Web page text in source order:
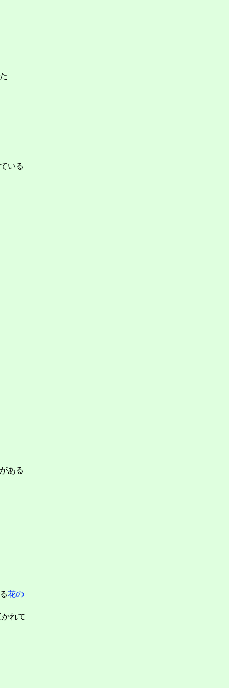
いる
ある
花の
れて